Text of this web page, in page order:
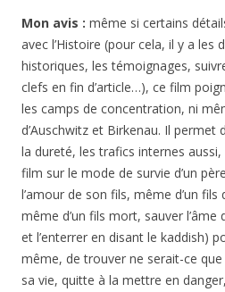
Mon avis : même si certains
avec l’Histoire (pour cela, il y a les
historiques, les témoignages,
clefs en fin d’article…), ce film
les camps de concentration, ni
d’Auschwitz et Birkenau. Il permet
la dureté, les trafics internes
film sur le mode de survie d’un
l’amour de son fils, même d’un fils
même d’un fils mort, sauver
et l’enterrer en disant le kaddish)
même, de trouver ne serait-ce
sa vie, quitte à la mettre en